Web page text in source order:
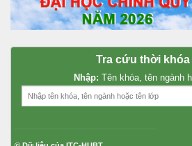
Tra cứu thời khóa
Nhập: Tên khóa, tên ngành